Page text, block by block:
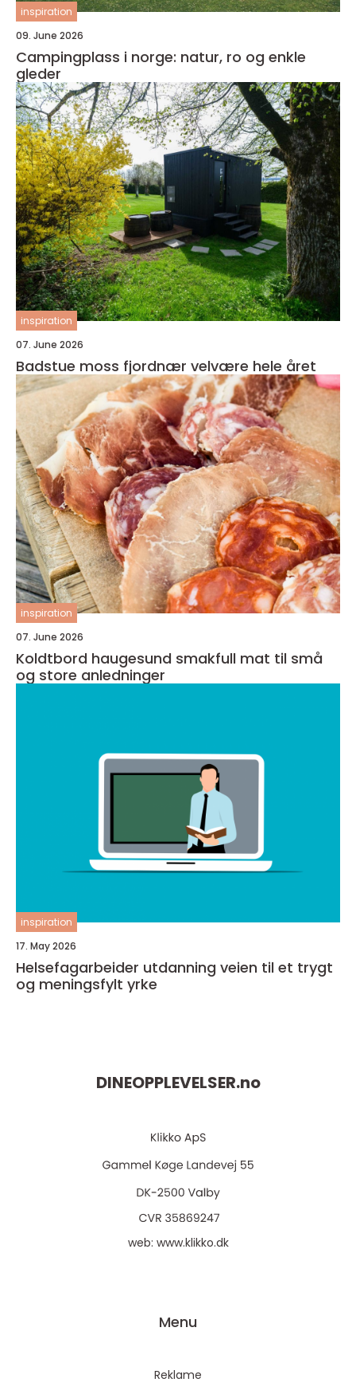
inspiration
09. June 2026
Campingplass i norge: natur, ro og enkle
gleder
inspiration
07. June 2026
Badstue moss fjordnær velvære hele året
inspiration
07. June 2026
Koldtbord haugesund smakfull mat til små
og store anledninger
inspiration
17. May 2026
Helsefagarbeider utdanning veien til et trygt
og meningsfylt yrke
DINEOPPLEVELSER.no
web: www.klikko.dk
Menu
Reklame